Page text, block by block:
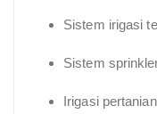
Sistem irigasi
Sistem
Irigasi